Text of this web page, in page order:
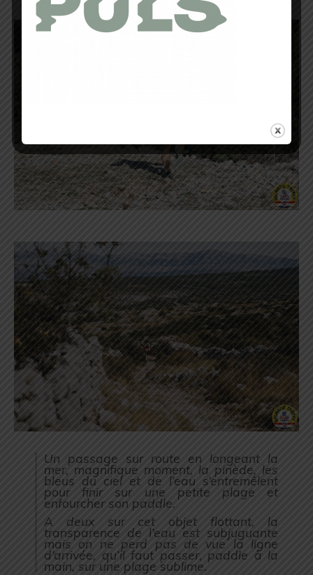
attention où l’on met les pieds !
Un passage sur route en longeant la
mer, magnifique moment, la pinède, les
bleus du ciel et de l’eau s’entremêlent
pour finir sur une petite plage et
enfourcher son paddle.
A deux sur cet objet flottant, la
transparence de l’eau est subjuguante
mais on ne perd pas de vue la ligne
d’arrivée, qu’il faut passer, paddle à la
main, sur une plage sublime.